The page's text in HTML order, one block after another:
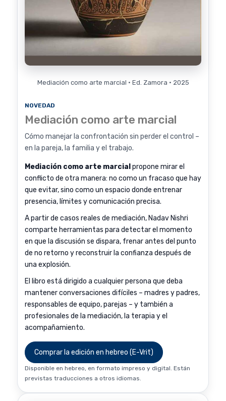
Mediación como arte marcial · Ed. Zamora · 2025
NOVEDAD
Mediación como arte marcial
Cómo manejar la confrontación sin perder el control –
en la pareja, la familia y el trabajo.
Mediación como arte marcial propone mirar el
conflicto de otra manera: no como un fracaso que hay
que evitar, sino como un espacio donde entrenar
presencia, límites y comunicación precisa.
A partir de casos reales de mediación, Nadav Nishri
comparte herramientas para detectar el momento
en que la discusión se dispara, frenar antes del punto
de no retorno y reconstruir la confianza después de
una explosión.
El libro está dirigido a cualquier persona que deba
mantener conversaciones difíciles – madres y padres,
responsables de equipo, parejas – y también a
profesionales de la mediación, la terapia y el
acompañamiento.
Comprar la edición en hebreo (E-Vrit)
Disponible en hebreo, en formato impreso y digital. Están
previstas traducciones a otros idiomas.